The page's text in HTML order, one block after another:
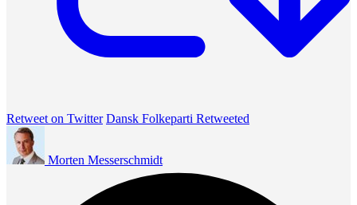
Retweet on Twitter Dansk Folkeparti Retweeted
Morten Messerschmidt